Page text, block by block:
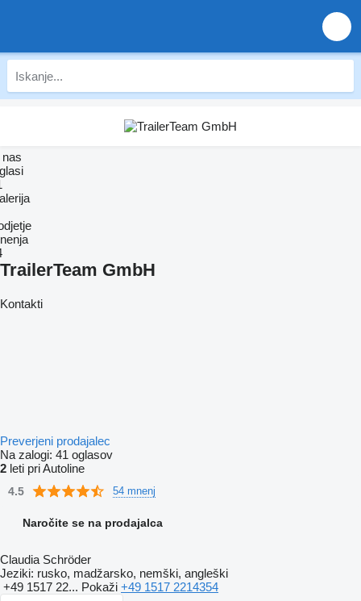
TrailerTeam GmbH
Kontakti
Preverjeni prodajalec
Na zalogi: 41 oglasov
2 leti pri Autoline
4.5 54 mnenj
Naročite se na prodajalca
Claudia Schröder
Jeziki: rusko, madžarsko, nemški, angleški
+49 1517 22... Pokaži +49 1517 2214354